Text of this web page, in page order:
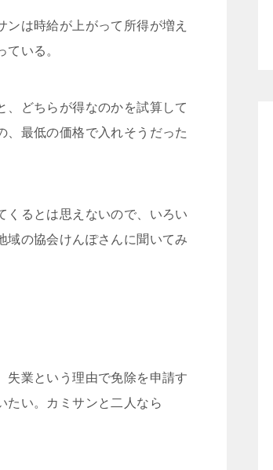
は時給が上がって所得が増え
いる。
どちらが得なのかを試算して
、最低の価格で入れそうだった
るとは思えないので、いろい
域の協会けんぽさんに聞いてみ
業という理由で免除を申請す
たい。カミサンと二人なら